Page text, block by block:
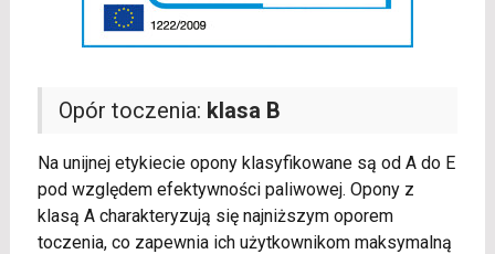
Opór toczenia: klasa B
Na unijnej etykiecie opony klasyfikowane są od A do E
pod względem efektywności paliwowej. Opony z
klasą A charakteryzują się najniższym oporem
toczenia, co zapewnia ich użytkownikom maksymalną